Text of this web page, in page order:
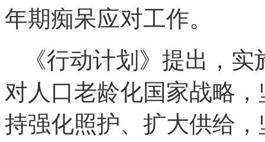
年期痴呆应对工作。
《行动计划》提出，
对人口老龄化国家战略
持强化照护、扩大供给